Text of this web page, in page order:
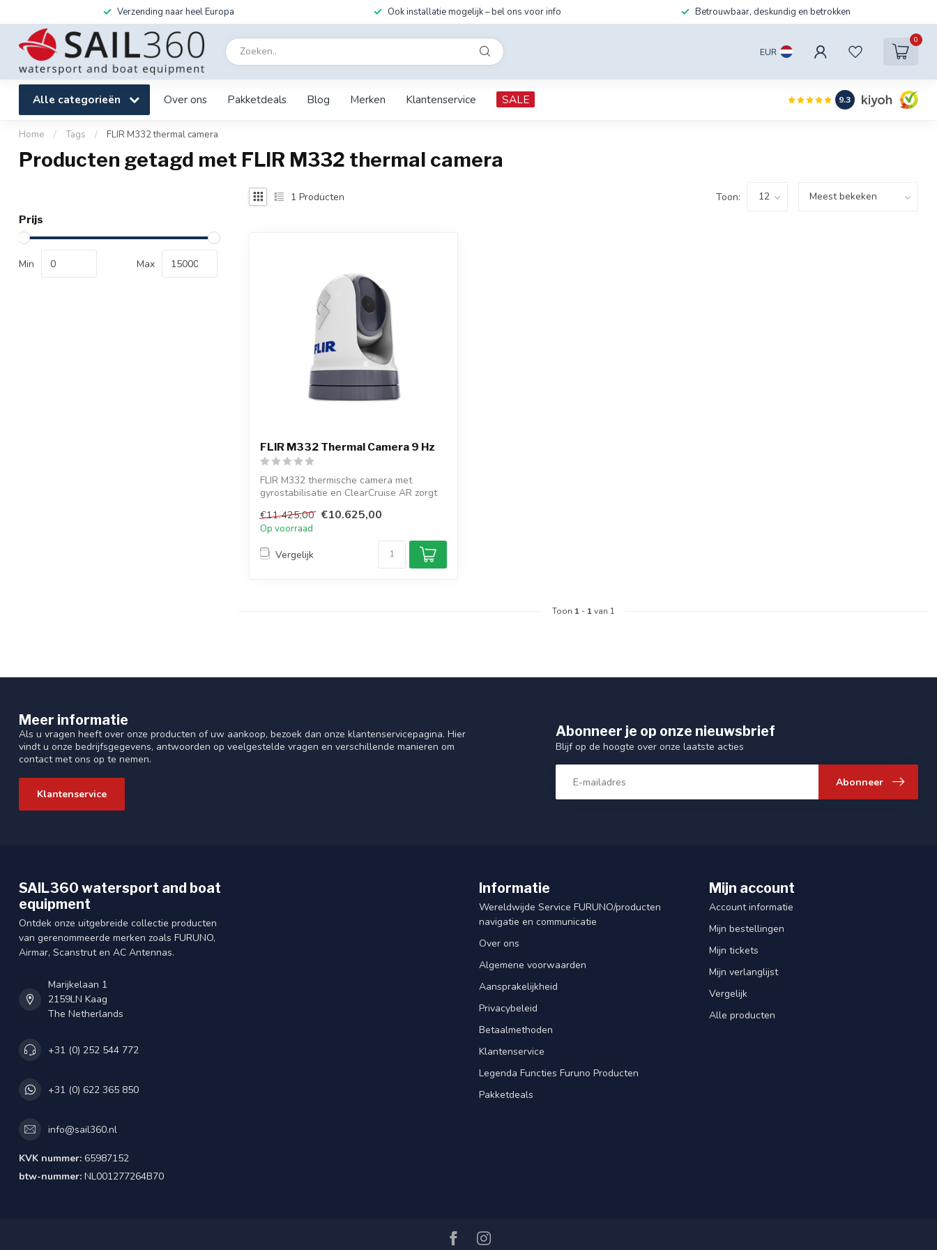
Verzending naar heel Europa Ook installatie mogelijk – bel ons voor info Betrouwbaar, deskundig en betrokken
EUR
0
Alle categorieën Over ons Pakketdeals Blog Merken Klantenservice SALE 9.3
Home / Tags / FLIR M332 thermal camera
Producten getagd met FLIR M332 thermal camera
Prijs
Min Max
1 Producten Toon:
FLIR M332 Thermal Camera 9 Hz
FLIR M332 thermische camera met
gyrostabilisatie en ClearCruise AR zorgt
€11.425,00 €10.625,00
Op voorraad
Vergelijk
Toon 1 - 1van 1
Meer informatie
Als u vragen heeft over onze producten of uw aankoop, bezoek dan onze klantenservicepagina. Hier
vindt u onze bedrijfsgegevens, antwoorden op veelgestelde vragen en verschillende manieren om
contact met ons op te nemen.
Klantenservice
Abonneer je op onze nieuwsbrief
Blijf op de hoogte over onze laatste acties
Abonneer
SAIL360 watersport and boat
equipment
Ontdek onze uitgebreide collectie producten
van gerenommeerde merken zoals FURUNO,
Airmar, Scanstrut en AC Antennas.
Marijkelaan 1
2159LN Kaag
The Netherlands
+31 (0) 252 544 772
+31 (0) 622 365 850
info@sail360.nl
KVK nummer: 65987152
btw-nummer: NL001277264B70
Informatie
Wereldwijde Service FURUNO/producten
navigatie en communicatie
Over ons
Algemene voorwaarden
Aansprakelijkheid
Privacybeleid
Betaalmethoden
Klantenservice
Legenda Functies Furuno Producten
Pakketdeals
Mijn account
Account informatie
Mijn bestellingen
Mijn tickets
Mijn verlanglijst
Vergelijk
Alle producten